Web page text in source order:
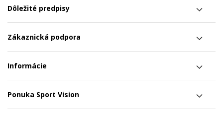
Dôležité predpisy
Zákaznická podpora
Informácie
Ponuka Sport Vision